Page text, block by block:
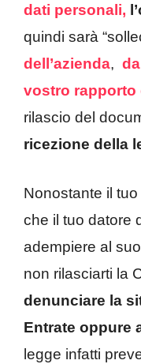
dati personali,
quindi sarà
dell’azienda,
vostro rapporto
rilascio del
ricezione della
Nonostante il
che il tuo datore
adempiere al
non rilasciarti la
denunciare la
Entrate oppure
legge infatti